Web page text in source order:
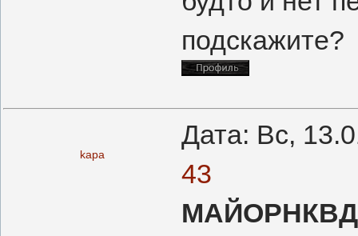
подскажите?
kapa
Дата: Вс,
43
МАЙОРНКВД